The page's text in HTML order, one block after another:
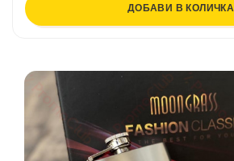
ДОБАВИ В КОЛИЧКА